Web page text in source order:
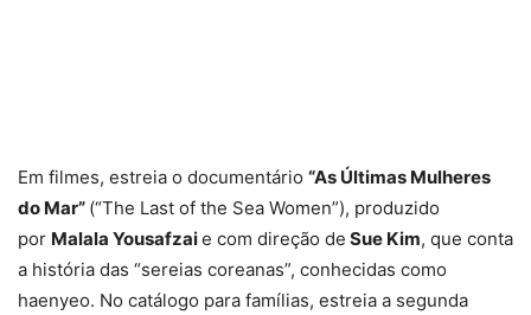
Em filmes, estreia o documentário “As Últimas Mulheres
do Mar” (“The Last of the Sea Women”), produzido
por Malala Yousafzaie com direção de Sue Kim, que conta
a história das “sereias coreanas”, conhecidas como
haenyeo. No catálogo para famílias, estreia a segunda